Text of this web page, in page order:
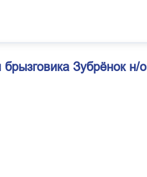
Зубрёнок н/о